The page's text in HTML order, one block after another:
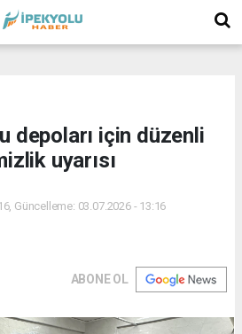
depoları için düzenli
uyarısı
Güncelleme: 03.07.2026 - 13:16
ABONE OL